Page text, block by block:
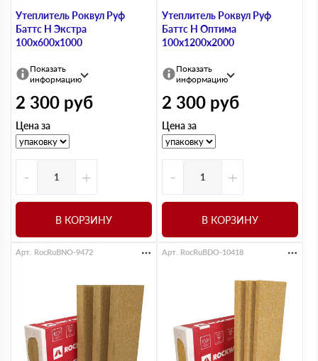
Утеплитель Роквул Руф
Баттс Н Экстра
100х600х1000
Показать
информацию
2 300 руб
Цена за
- +
В КОРЗИНУ
Утеплитель Роквул Руф
Баттс Н Оптима
100х1200х2000
Показать
информацию
2 300 руб
Цена за
- +
В КОРЗИНУ
Арт. RocRuBNO-9472 Арт. RocRuBDO-10418